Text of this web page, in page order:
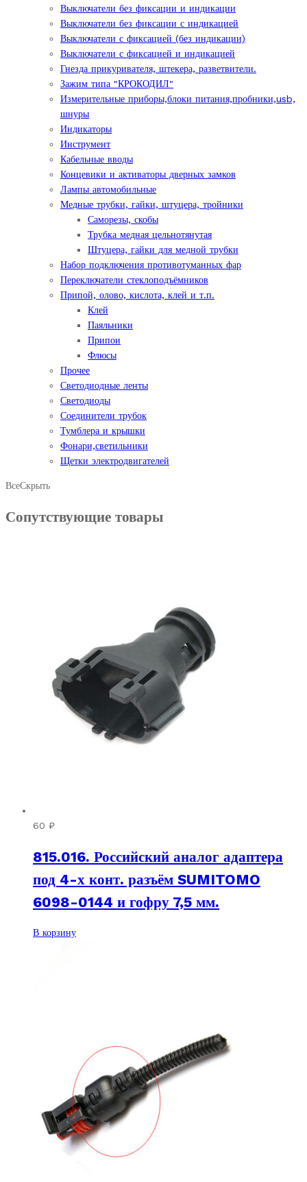
Выключатели без фиксации и индикации
Выключатели без фиксации с индикацией
Выключатели с фиксацией (без индикации)
Выключатели с фиксацией и индикацией
Гнезда прикуривателя, штекера, разветвители.
Зажим типа "КРОКОДИЛ"
Измерительные приборы,блоки питания,пробники,usb,
шнуры
Индикаторы
Инструмент
Кабельные вводы
Концевики и активаторы дверных замков
Лампы автомобильные
Медные трубки, гайки, штуцера, тройники
Саморезы, скобы
Трубка медная цельнотянутая
Штуцера, гайки для медной трубки
Набор подключения противотуманных фар
Переключатели стеклоподъёмников
Припой, олово, кислота, клей и т.п.
Клей
Паяльники
Припои
Флюсы
Прочее
Светодиодные ленты
Светодиоды
Соединители трубок
Тумблера и крышки
Фонари,светильники
Щетки электродвигателей
ВсеСкрыть
Сопутствующие товары
60 ₽
815.016. Российский аналог адаптера
под 4-х конт. разъём SUMITOMO
6098-0144 и гофру 7,5 мм.
В корзину